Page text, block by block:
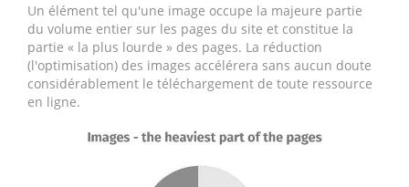
Un élément tel qu'une image occupe la majeure partie
du volume entier sur les pages du site et constitue la
partie « la plus lourde » des pages. La réduction
(l'optimisation) des images accélérera sans aucun doute
considérablement le téléchargement de toute ressource
en ligne.